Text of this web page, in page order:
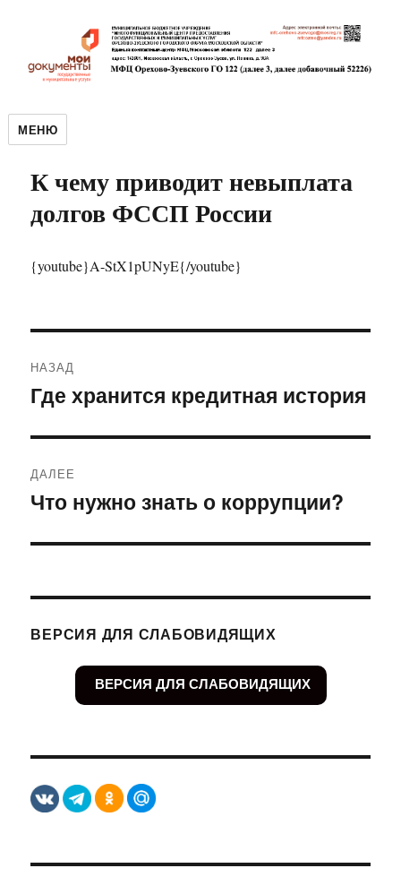
МЕНЮ
К чему приводит невыплата
долгов ФССП России
{youtube}A-StX1pUNyE{/youtube}
по
НАЗАД
Предыдущая
Где хранится кредитная история
ДАЛЕЕ
Следующая
Что нужно знать о коррупции?
ВЕРСИЯ ДЛЯ СЛАБОВИДЯЩИХ
ВЕРСИЯ ДЛЯ СЛАБОВИДЯЩИХ